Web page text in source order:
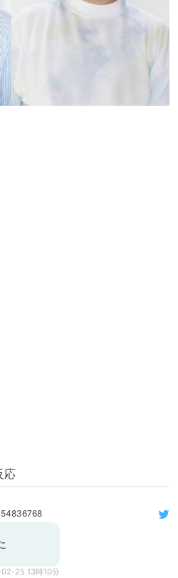
応
25 13時10分